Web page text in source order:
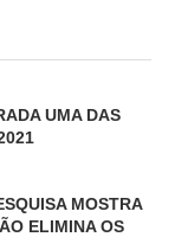
UMA DAS
MOSTRA
ELIMINA OS